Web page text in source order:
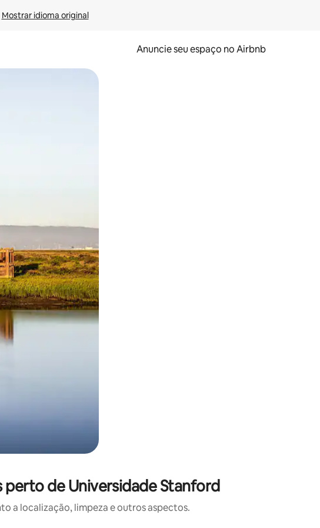
Mostrar idioma original
Anuncie seu espaço no Airbnb
tocando e deslizando o dedo na tela.
de Universidade Stanford
a localização, limpeza e outros aspectos.